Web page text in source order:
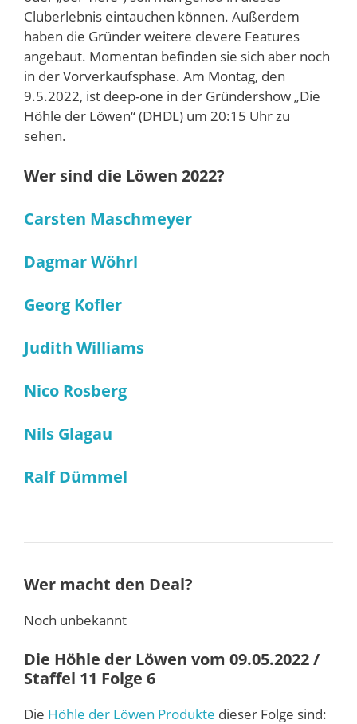
Cluberlebnis eintauchen können. Außerdem
haben die Gründer weitere clevere Features
angebaut. Momentan befinden sie sich aber noch
in der Vorverkaufsphase. Am Montag, den
9.5.2022, ist deep-one in der Gründershow „Die
Höhle der Löwen“ (DHDL) um 20:15 Uhr zu
sehen.
Wer sind die Löwen 2022?
Carsten Maschmeyer
Dagmar Wöhrl
Georg Kofler
Judith Williams
Nico Rosberg
Nils Glagau
Ralf Dümmel
Wer macht den Deal?
Noch unbekannt
Die Höhle der Löwen vom 09.05.2022 /
Staffel 11 Folge 6
Die Höhle der Löwen Produkte dieser Folge sind: